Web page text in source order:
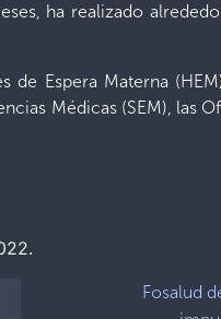
ha realizado
de Espera Materna
Médicas (SEM), las
Fosalud